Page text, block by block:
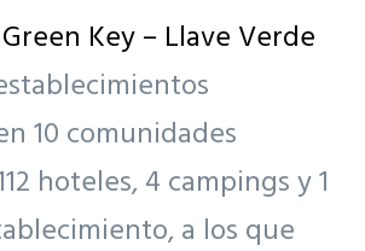
Green Key – Llave Verde
10 comunidades
hoteles, 4 campings y 1
a los que